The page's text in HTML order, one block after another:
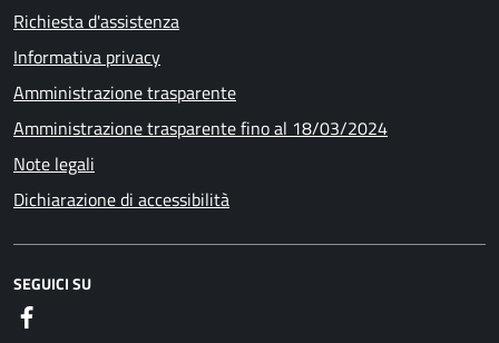
Richiesta d'assistenza
Informativa privacy
Amministrazione trasparente
Amministrazione trasparente fino al 18/03/2024
Note legali
Dichiarazione di accessibilità
SEGUICI SU